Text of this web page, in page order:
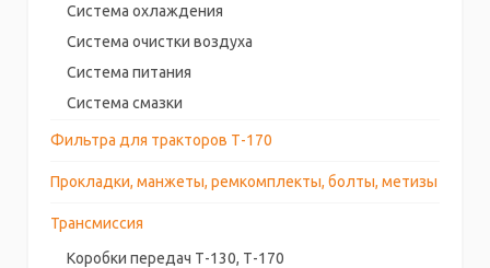
Система охлаждения
Система очистки воздуха
Система питания
Система смазки
Фильтра для тракторов Т-170
Прокладки, манжеты, ремкомплекты, болты, метизы
Трансмиссия
Коробки передач Т-130, Т-170